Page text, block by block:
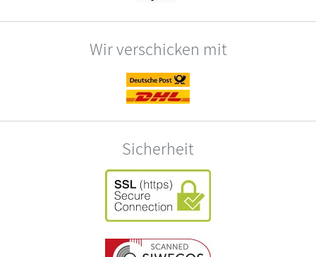
Wir verschicken mit
Sicherheit